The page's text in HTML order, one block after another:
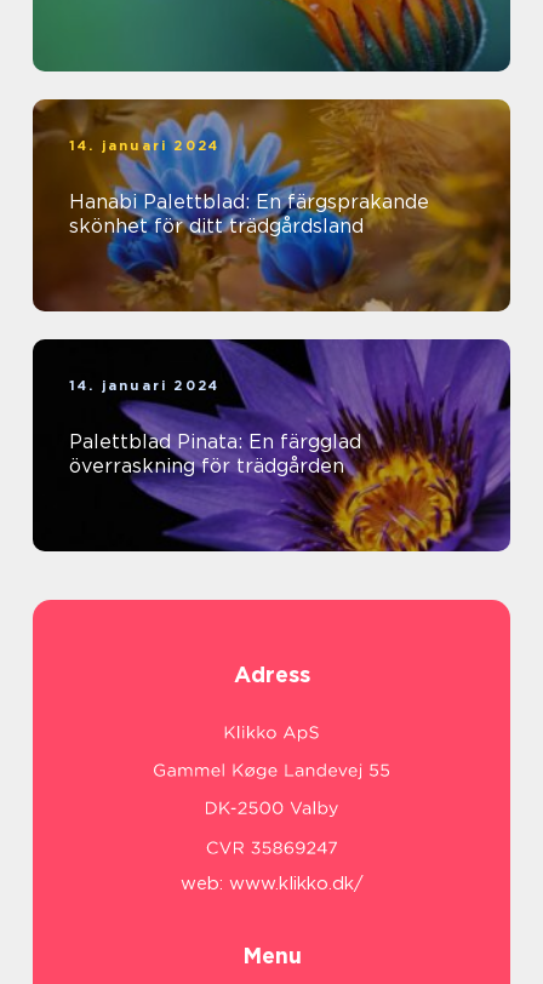
14. januari 2024
Hanabi Palettblad: En färgsprakande
skönhet för ditt trädgårdsland
14. januari 2024
Palettblad Pinata: En färgglad
överraskning för trädgården
Adress
web: www.klikko.dk/
Menu